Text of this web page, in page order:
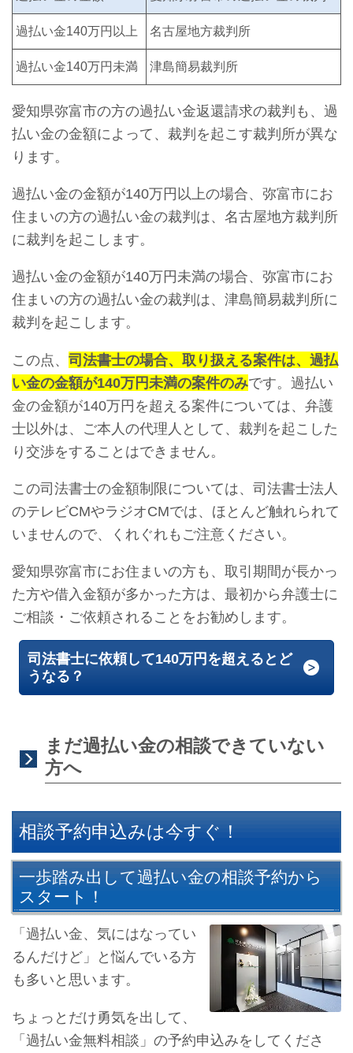
過払い金140万円以上 名古屋地方裁判所
過払い金140万円未満 津島簡易裁判所
愛知県弥富市の方の過払い金返還請求の裁判も、過
払い金の金額によって、裁判を起こす裁判所が異な
ります。
過払い金の金額が140万円以上の場合、弥富市にお
住まいの方の過払い金の裁判は、名古屋地方裁判所
に裁判を起こします。
過払い金の金額が140万円未満の場合、弥富市にお
住まいの方の過払い金の裁判は、津島簡易裁判所に
裁判を起こします。
この点、 司法書士の場合、取り扱える案件は、過払
い金の金額が140万円未満の案件のみです。過払い
金の金額が140万円を超える案件については、弁護
士以外は、ご本人の代理人として、裁判を起こした
り交渉をすることはできません。
この司法書士の金額制限については、司法書士法人
のテレビCMやラジオCMでは、ほとんど触れられて
いませんので、くれぐれもご注意ください。
愛知県弥富市にお住まいの方も、取引期間が長かっ
た方や借入金額が多かった方は、最初から弁護士に
ご相談・ご依頼されることをお勧めします。
司法書士に依頼して140万円を超えるとど
うなる？
まだ過払い金の相談できていない
方へ
相談予約申込みは今すぐ！
一歩踏み出して過払い金の相談予約から
スタート！
「過払い金、気にはなってい
るんだけど」と悩んでいる方
も多いと思います。
ちょっとだけ勇気を出して、
「過払い金無料相談」の予約申込みをしてくださ